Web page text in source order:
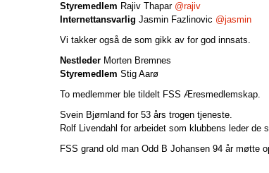
Styremedlem Rajiv Thapar @rajiv
Internettansvarlig Jasmin Fazlinovic @jasmin
Vi takker også de som gikk av for god innsats.
Nestleder Morten Bremnes
Styremedlem Stig Aarø
To medlemmer ble tildelt FSS Æresmedlemskap.
Svein Bjørnland for 53 års trogen tjeneste.
Rolf Livendahl for arbeidet som klubbens leder de
FSS grand old man Odd B Johansen 94 år møtte